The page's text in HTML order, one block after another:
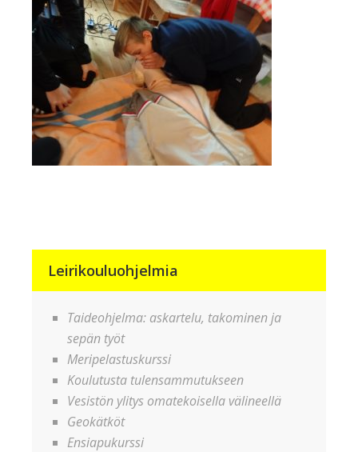
Leirikouluohjelmia
Taideohjelma: askartelu, takominen ja
sepän työt
Meripelastuskurssi
Koulutusta tulensammutukseen
Vesistön ylitys omatekoisella välineellä
Geokätköt
Ensiapukurssi